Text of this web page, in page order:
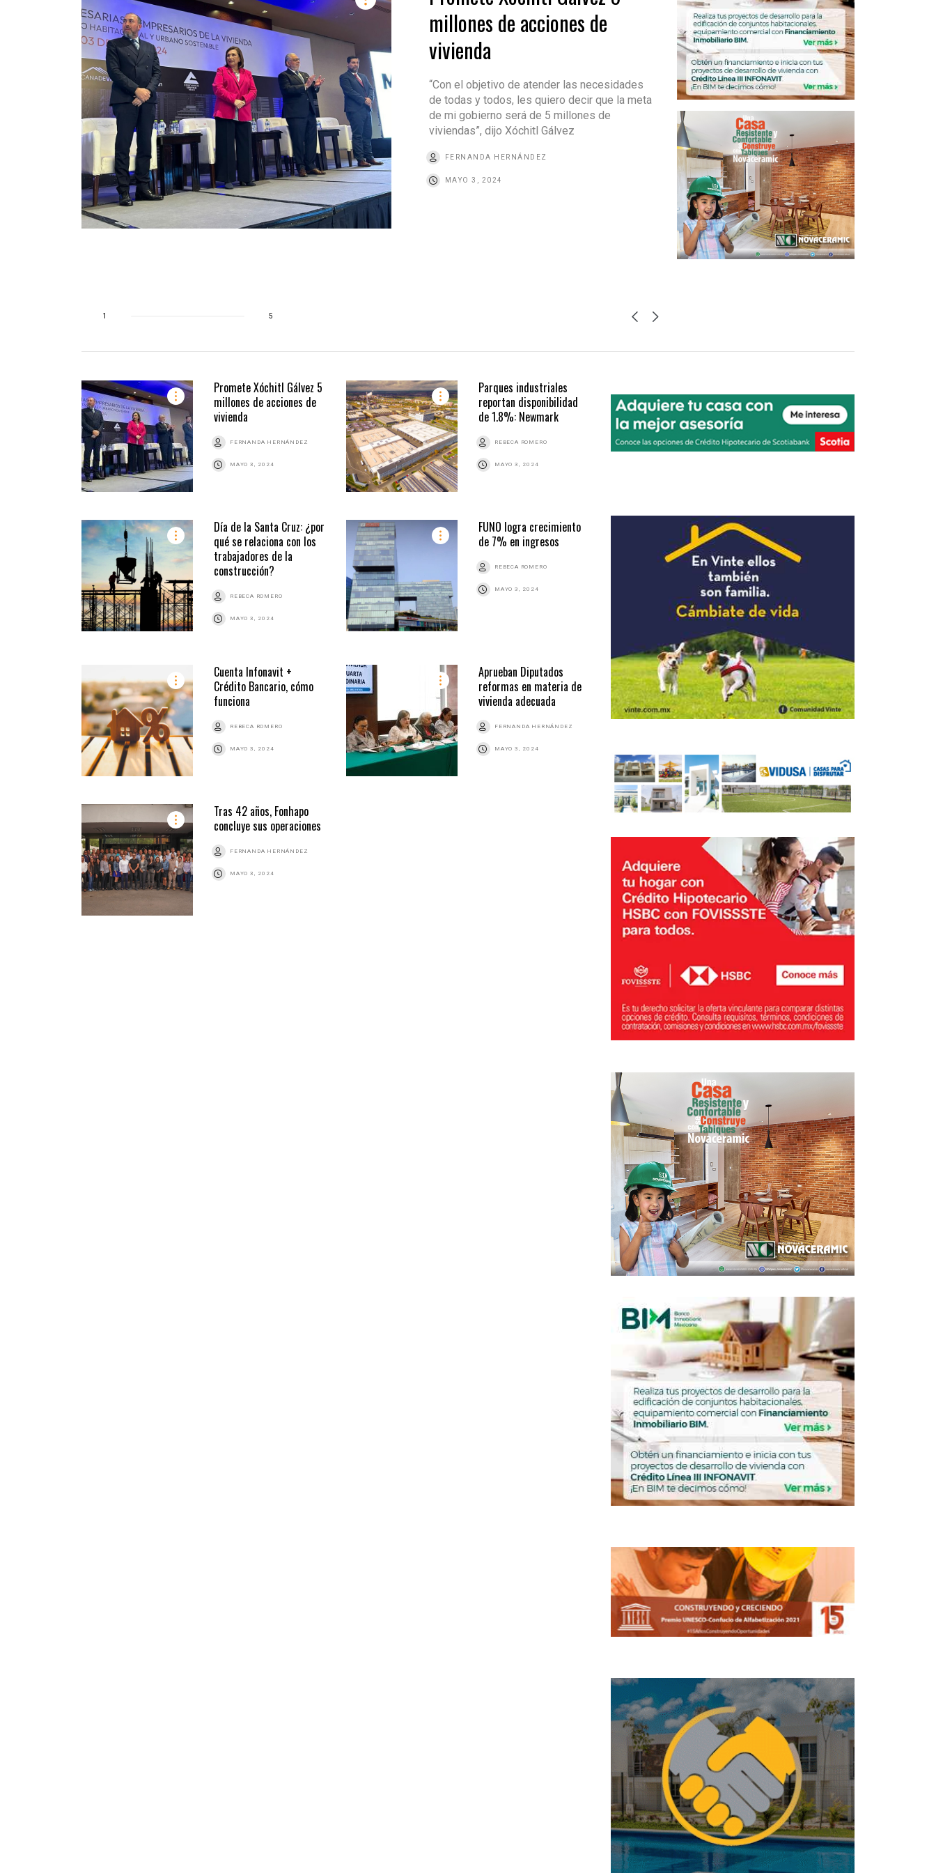
millones de acciones de
vivienda
“Con el objetivo de atender las necesidades
de todas y todos, les quiero decir que la meta
de mi gobierno será de 5 millones de
viviendas”, dijo Xóchitl Gálvez
FERNANDA HERNÁNDEZ
MAYO 3, 2024
1 5
Promete Xóchitl Gálvez 5
millones de acciones de
vivienda
FERNANDA HERNÁNDEZ
MAYO 3, 2024
Parques industriales
reportan disponibilidad
de 1.8%: Newmark
REBECA ROMERO
MAYO 3, 2024
Día de la Santa Cruz: ¿por
qué se relaciona con los
trabajadores de la
construcción?
REBECA ROMERO
MAYO 3, 2024
FUNO logra crecimiento
de 7% en ingresos
REBECA ROMERO
MAYO 3, 2024
Cuenta Infonavit +
Crédito Bancario, cómo
funciona
REBECA ROMERO
MAYO 3, 2024
Aprueban Diputados
reformas en materia de
vivienda adecuada
FERNANDA HERNÁNDEZ
MAYO 3, 2024
Tras 42 años, Fonhapo
concluye sus operaciones
FERNANDA HERNÁNDEZ
MAYO 3, 2024